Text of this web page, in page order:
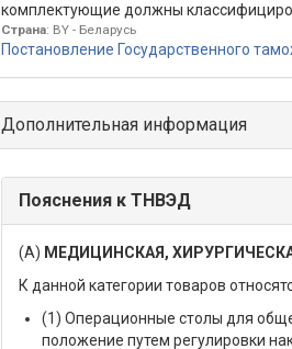
комплектующие должны
Страна: BY - Беларусь
Постановление Государственного
Дополнительная информация
Пояснения к ТНВЭД
(А) МЕДИЦИНСКАЯ,
К данной категории товаров
(1) Операционные столы для
положение путем регулировки